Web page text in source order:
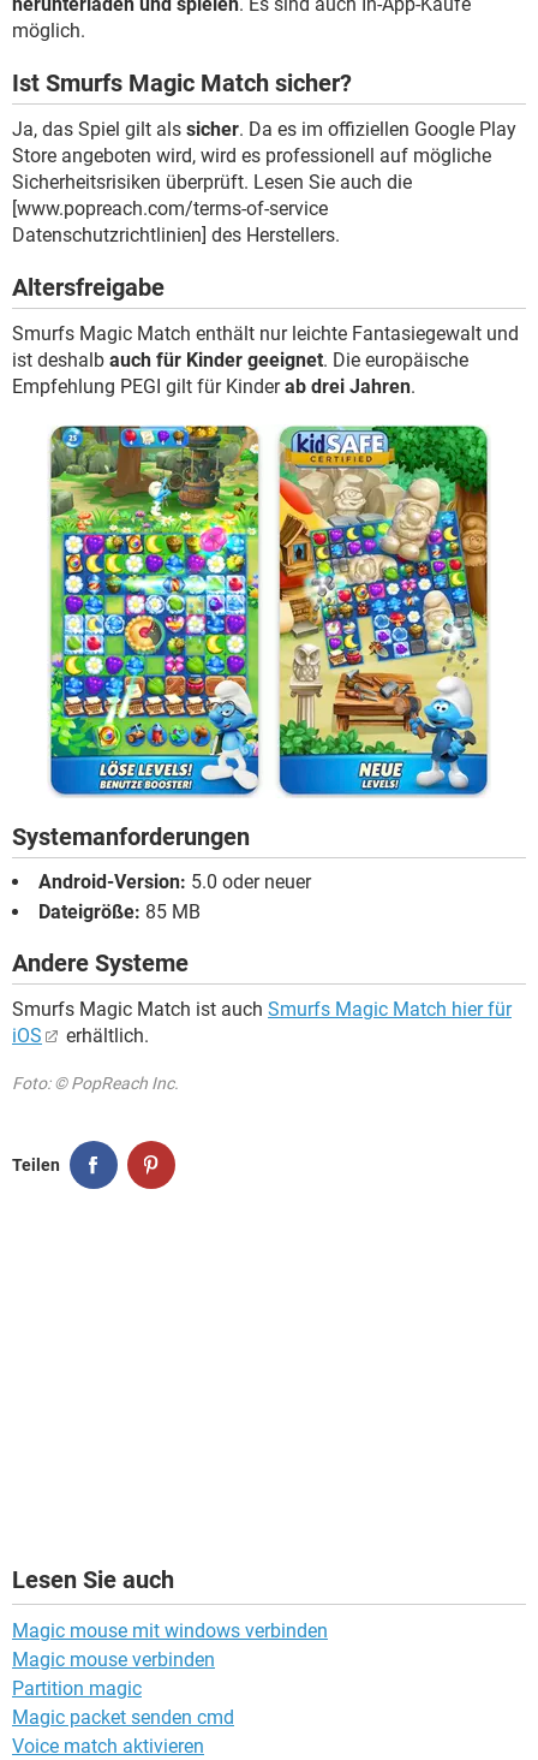
möglich.
Ist Smurfs Magic Match sicher?
Ja, das Spiel gilt als sicher. Da es im offiziellen Google Play
Store angeboten wird, wird es professionell auf mögliche
Sicherheitsrisiken überprüft. Lesen Sie auch die
[www.popreach.com/terms-of-service
Datenschutzrichtlinien] des Herstellers.
Altersfreigabe
Smurfs Magic Match enthält nur leichte Fantasiegewalt und
ist deshalb auch für Kinder geeignet. Die europäische
Empfehlung PEGI gilt für Kinderab drei Jahren.
Systemanforderungen
Android-Version: 5.0 oder neuer
Dateigröße: 85 MB
Andere Systeme
Smurfs Magic Match ist auch Smurfs Magic Match hier für
iOS
erhältlich.
Foto: © PopReach Inc.
Teilen
Lesen Sie auch
Magic mouse mit windows verbinden
Magic mouse verbinden
Partition magic
Magic packet senden cmd
Voice match aktivieren